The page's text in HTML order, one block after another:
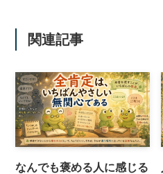
関連記事
なんでも褒める人に感じる